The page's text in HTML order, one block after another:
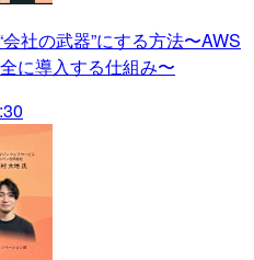
社の武器”にする方法〜AWS
に導入する仕組み〜